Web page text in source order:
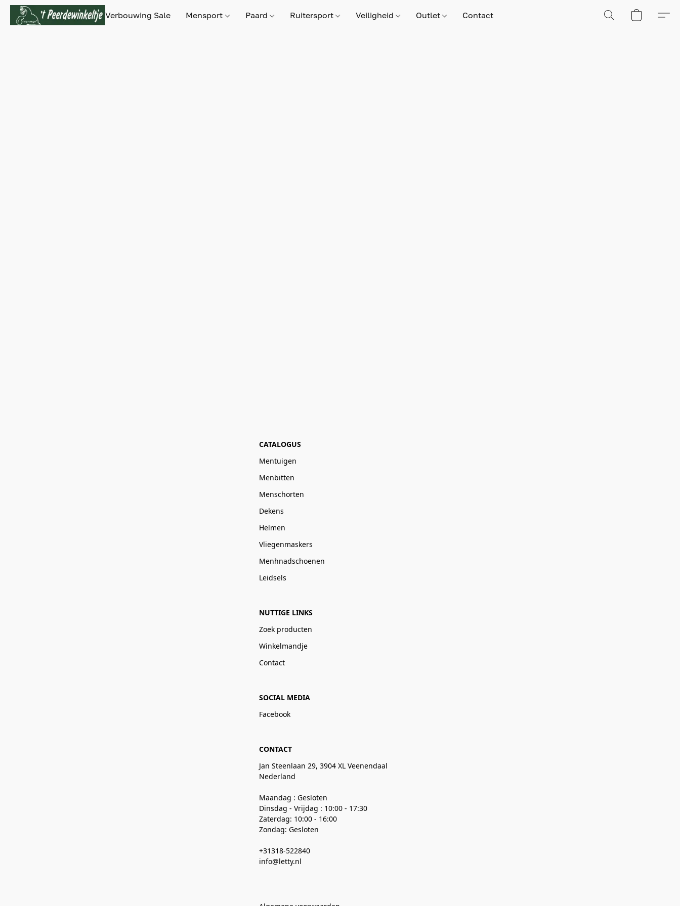
Verbouwing Sale Mensport Paard Ruitersport Veiligheid Outlet Contact
CATALOGUS
Mentuigen
Menbitten
Menschorten
Dekens
Helmen
Vliegenmaskers
Menhnadschoenen
Leidsels
NUTTIGE LINKS
Zoek producten
Winkelmandje
Contact
SOCIAL MEDIA
Facebook
CONTACT
Jan Steenlaan 29, 3904 XL Veenendaal
Nederland
Maandag : Gesloten
Dinsdag - Vrijdag : 10:00 - 17:30
Zaterdag: 10:00 - 16:00
Zondag: Gesloten
+31318-522840
info@letty.nl